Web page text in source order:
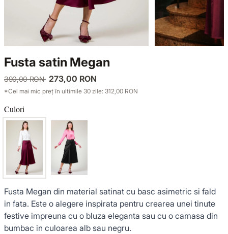
Fusta satin Megan
390,00 RON 273,00 RON
*Cel mai mic preț în ultimile 30 zile: 312,00 RON
Culori
Fusta Megan din material satinat cu basc asimetric si fald
in fata. Este o alegere inspirata pentru crearea unei tinute
festive impreuna cu o bluza eleganta sau cu o camasa din
bumbac in culoarea alb sau negru.
TRICOTAJE
GECI ȘI PALTOANE
SACOURI ȘI JACHETE
ȚINUTE DE OCAZIE
NOUTĂȚI
GARDEROBA DE VACANȚĂ
GECI ȘI PALTOANE
SACOURI ȘI JACHETE
ȚINUTE DE OCAZIE
VEZI TOATE REDUCERILE
SENSE LIMITED EDITION
OFFICE MOOD